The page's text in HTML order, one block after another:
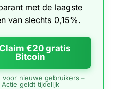
met de laagste
van slechts 0,15%.
€20 gratis
Bitcoin
voor nieuwe gebruikers –
Actie geldt tijdelijk